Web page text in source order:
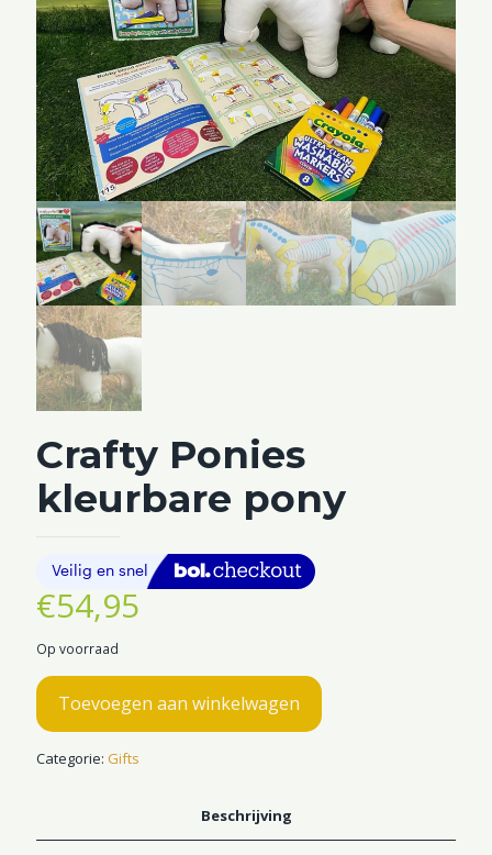
Crafty Ponies
kleurbare pony
€54,95
Op voorraad
Toevoegen aan winkelwagen
Categorie: Gifts
Beschrijving